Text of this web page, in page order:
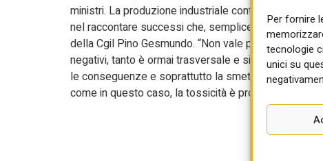
Per fornire
tecnologie
unici su
ministri. La produzione industriale continua a calare
nel raccontare successi che, semplicemente, non
della Cgil Pino Gesmundo. “Non vale più nemmeno
negativi, tanto è ormai trasversale e sistemica la
le conseguenze e soprattutto la smettano di
come in questo caso, la tossicità è propria di chi